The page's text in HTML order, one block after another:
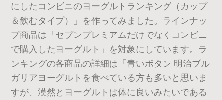
にしたコンビニのヨーグルトランキング（カップ
＆飲むタイプ）」を作ってみました。ラインナッ
プ商品は「セブンプレミアムだけでなくコンビニ
で購入したヨーグルト」を対象にしています。ラ
ンキングの各商品の詳細は「青いボタン 明治ブル
ガリアヨーグルトを食べている方も多いと思いま
すが、漠然とヨーグルトは体に良いみたいである